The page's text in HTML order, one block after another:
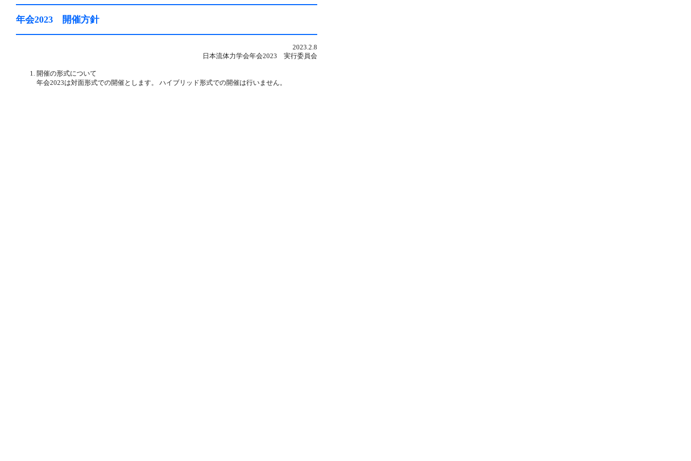
年会2023 開催方針
2023.2.8
日本流体力学会年会2023 実行委員会
開催の形式について
年会2023は対面形式での開催とします。 ハイブリッド形式での開催は行いません。